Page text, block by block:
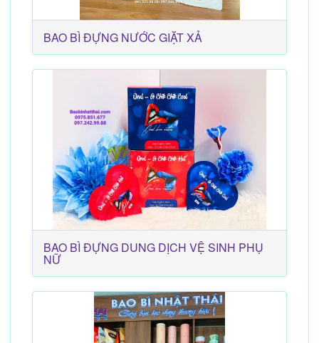
BAO BÌ ĐỰNG NƯỚC GIẶT XẢ
BAO BÌ ĐỰNG DUNG DỊCH VỆ SINH PHỤ
NỮ